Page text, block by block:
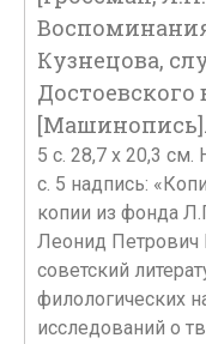
Кузнецова,
Достоевского
[Машинопись].
5 с. 28,7 x 20,3 см.
с. 5 надпись:
копии из фонда
Леонид Петрович
советский
филологических
исследований о